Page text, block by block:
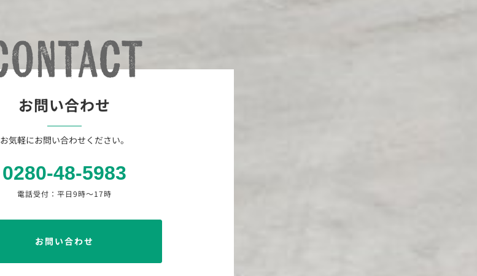
お問い合わせ
お気軽にお問い合わせください。
0280-48-5983
電話受付：平日9時〜17時
お問い合わせ